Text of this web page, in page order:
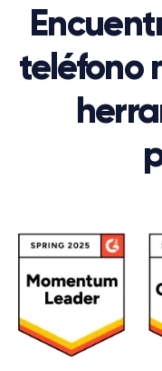
teléfono